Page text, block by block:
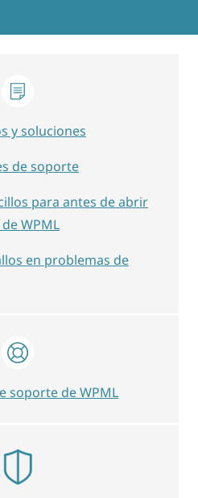
y soluciones
de soporte
para antes de abrir
WPML
en problemas de
soporte de WPML